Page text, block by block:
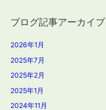
ブログ記事アーカイブ
2026年1月
2025年7月
2025年2月
2025年1月
2024年11月